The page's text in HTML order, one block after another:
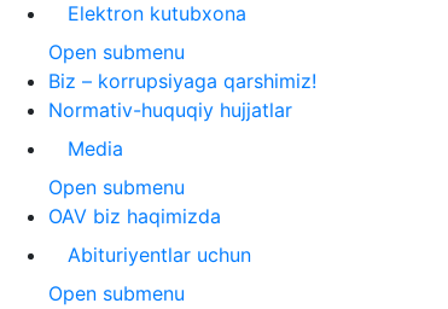
Elektron kutubxona
Open submenu
Biz – korrupsiyaga qarshimiz!
Normativ-huquqiy hujjatlar
Media
Open submenu
OAV biz haqimizda
Abituriyentlar uchun
Open submenu